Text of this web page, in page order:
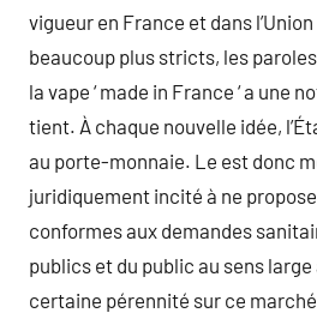
vigueur en France et dans
beaucoup plus stricts, les
la vape ‘ made in France ‘ a une
tient. À chaque nouvelle idée,
au porte-monnaie. Le est donc
juridiquement incité à ne
conformes aux demandes
publics et du public au sens
certaine pérennité sur ce